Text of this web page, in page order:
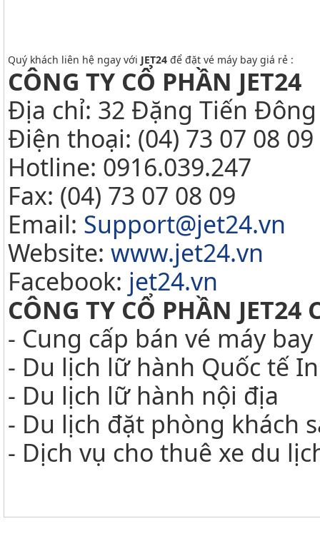
Quý khách liên hệ ngay với JET24 để đặt vé máy bay giá rẻ :
CÔNG TY CỔ PHẦN JET24
Địa chỉ: 32 Đặng Tiến
Điện thoại: (04) 73 07 08 09
Hotline: 0916.039.247
Fax: (04) 73 07 08 09
Email: Support@jet24.vn
Website: www.jet24.vn
Facebook: jet24.vn
CÔNG TY CỔ PHẦN JET24
- Cung cấp bán vé máy
- Du lịch lữ hành Quốc tế
- Du lịch lữ hành nội địa
- Du lịch đặt phòng khách
- Dịch vụ cho thuê xe du